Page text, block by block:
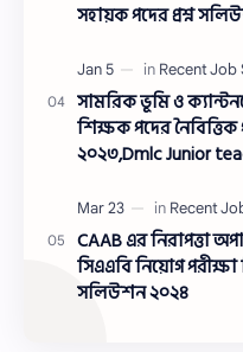
সহায়ক পদের প্রশ্ন
সামরিক ভূমি ও
শিক্ষক পদের নৈবিত্তিক
২০২৩,Dmlc Junior
সমাধান ২০২৩
CAAB এর নিরাপত্তা
সিএএবি নিয়োগ পরীক্ষা
সলিউশন ২০২৪